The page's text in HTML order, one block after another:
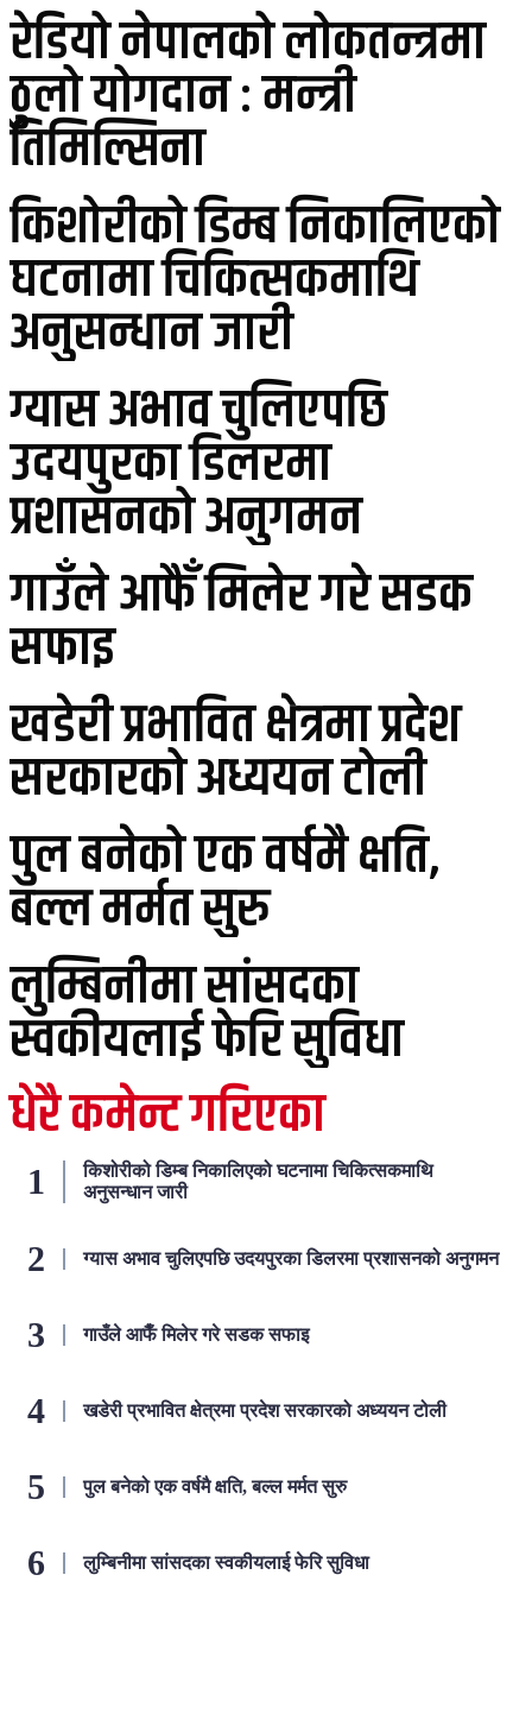
रेडियो नेपालको लोकतन्त्रमा
ठुलो योगदान : मन्त्री
तिमिल्सिना
किशोरीको डिम्ब निकालिएको
घटनामा चिकित्सकमाथि
अनुसन्धान जारी
ग्यास अभाव चुलिएपछि
उदयपुरका डिलरमा
प्रशासनको अनुगमन
गाउँले आफैँ मिलेर गरे सडक
सफाइ
खडेरी प्रभावित क्षेत्रमा प्रदेश
सरकारको अध्ययन टोली
पुल बनेको एक वर्षमै क्षति,
बल्ल मर्मत सुरु
लुम्बिनीमा सांसदका
स्वकीयलाई फेरि सुविधा
धेरै कमेन्ट गरिएका
किशोरीको डिम्ब निकालिएको घटनामा चिकित्सकमाथि
अनुसन्धान जारी
ग्यास अभाव चुलिएपछि उदयपुरका डिलरमा प्रशासनको अनुगमन
गाउँले आफैँ मिलेर गरे सडक सफाइ
खडेरी प्रभावित क्षेत्रमा प्रदेश सरकारको अध्ययन टोली
पुल बनेको एक वर्षमै क्षति, बल्ल मर्मत सुरु
लुम्बिनीमा सांसदका स्वकीयलाई फेरि सुविधा